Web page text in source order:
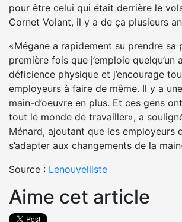
pour être celui qui était derrière le
Cornet Volant, il y a de ça plusieurs
«Mégane a rapidement su prendre sa
première fois que j’emploie quelqu’un
déficience physique et j’encourage
employeurs à faire de même. Il y a
main-d’oeuvre en plus. Et ces gens
tout le monde de travailler», a
Ménard, ajoutant que les employeurs
s’adapter aux changements de la
Source : Lenouvelliste
Aime cet article